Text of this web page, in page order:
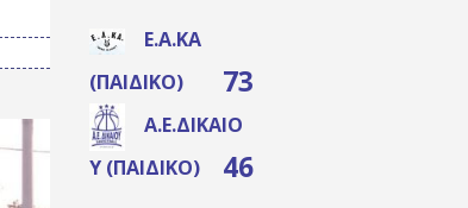
Ε.Α.ΚΑ
(ΠΑΙΔΙΚΌ)
73
Α.Ε.ΔΙΚΑΊΟ
Υ (ΠΑΙΔΙΚΌ)
46